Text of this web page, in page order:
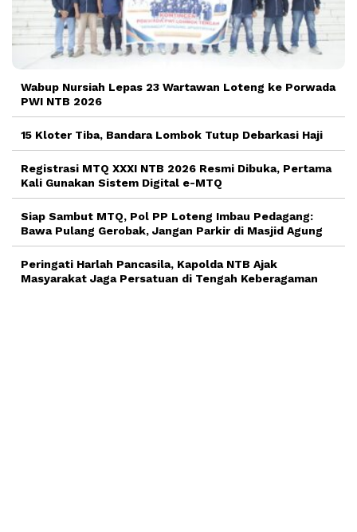
Wabup Nursiah Lepas 23 Wartawan Loteng ke Porwada
PWI NTB 2026
15 Kloter Tiba, Bandara Lombok Tutup Debarkasi Haji
Registrasi MTQ XXXI NTB 2026 Resmi Dibuka, Pertama
Kali Gunakan Sistem Digital e-MTQ
Siap Sambut MTQ, Pol PP Loteng Imbau Pedagang:
Bawa Pulang Gerobak, Jangan Parkir di Masjid Agung
Peringati Harlah Pancasila, Kapolda NTB Ajak
Masyarakat Jaga Persatuan di Tengah Keberagaman